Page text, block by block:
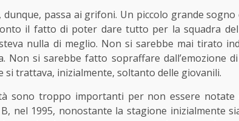
passa ai grifoni. Un piccolo grande
il fatto di poter dare tutto per la squadra
nulla di meglio. Non si sarebbe mai tirato
Non si sarebbe fatto sopraffare dall’emozione
si trattava, inizialmente, soltanto delle giovanili.
sono troppo importanti per non essere
nel 1995, nonostante la stagione inizialmente